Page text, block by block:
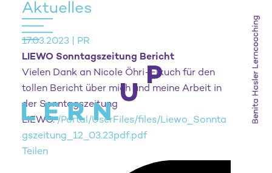
Aktuelles
17.03.2023 | PR
LIEWO Sonntagszeitung Bericht
Vielen Dank an Nicole Öhri-Elkuch für den
tollen Bericht über mich und meine Arbeit in
der Sonntagszeitung
LIEWO./Portal/UserFiles/files/Liewo_Sonnta
gszeitung_12_03.23pdf.pdf
Teilen